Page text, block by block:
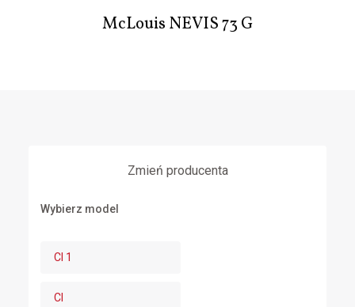
McLouis NEVIS 73 G
Zmień producenta
Wybierz model
CI 1
CI